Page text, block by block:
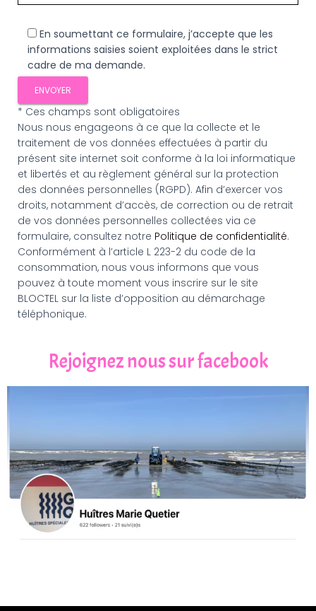
En soumettant ce formulaire, j’accepte que les
informations saisies soient exploitées dans le strict
cadre de ma demande.
* Ces champs sont obligatoires
Nous nous engageons à ce que la collecte et le
traitement de vos données effectuées à partir du
présent site internet soit conforme à la loi informatique
et libertés et au règlement général sur la protection
des données personnelles (RGPD). Afin d’exercer vos
droits, notamment d’accès, de correction ou de retrait
de vos données personnelles collectées via ce
formulaire, consultez notre Politique de confidentialité.
Conformément à l’article L 223-2 du code de la
consommation, nous vous informons que vous
pouvez à toute moment vous inscrire sur le site
BLOCTEL sur la liste d’opposition au démarchage
téléphonique.
Rejoignez nous sur facebook